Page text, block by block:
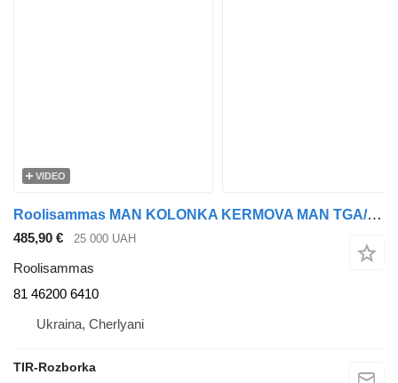
VIDEO
Roolisammas MAN KOLONKA KERMOVA MAN TGA/TGS/TGX 81462006410 81 46200 6410 tüübi jaoks sadulveoki MAN TGA, TGS, TGX
485,90 € 25 000 UAH
Roolisammas
81 46200 6410
Ukraina, Cherlyani
TIR-Rozborka